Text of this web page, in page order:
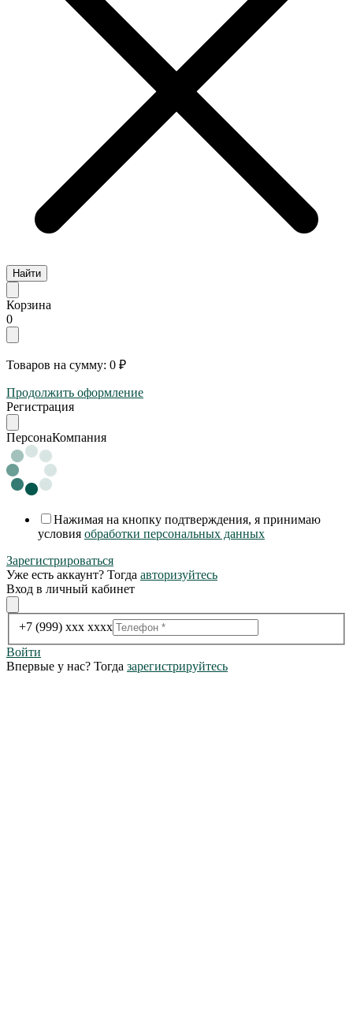
Найти
Корзина
0
Товаров на сумму: 0 ₽
Продолжить оформление
Регистрация
ПерсонаКомпания
Нажимая на кнопку подтверждения, я принимаю
условия обработки персональных данных
Зарегистрироваться
Уже есть аккаунт? Тогда авторизуйтесь
Вход в личный кабинет
+7 (999) xxx xxxx
Войти
Впервые у нас? Тогда зарегистрируйтесь